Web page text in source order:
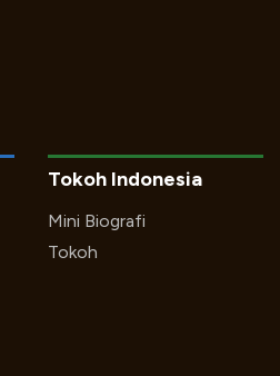
Tokoh Indonesia
Mini Biografi
Tokoh